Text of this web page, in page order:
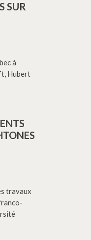
SUR
à
Hubert
travaux